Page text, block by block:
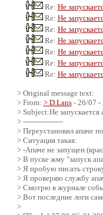
Re: Не
Re: Не
Re: Не
Re: Не
Re: Не
Re: Не
Re: Не
> Original message text:
> From: > D.Lans- 26/07 -
> Subject:Не
> -----------------
> Переустановил апаче
> Ситуация такая:
> -Апаче не запущен
> В пуске жму "запуск
> Я пробую писать
> Я проверяю службу
> Смотрю в журнале
> Вот последние логи
>